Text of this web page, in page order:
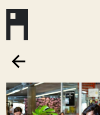
A House
A HouseSlaktis
A HouseSlussen